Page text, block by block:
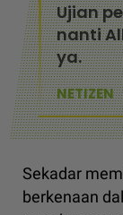
Ujian
nanti
ya.
NETIZEN
Sekadar
berkenaan